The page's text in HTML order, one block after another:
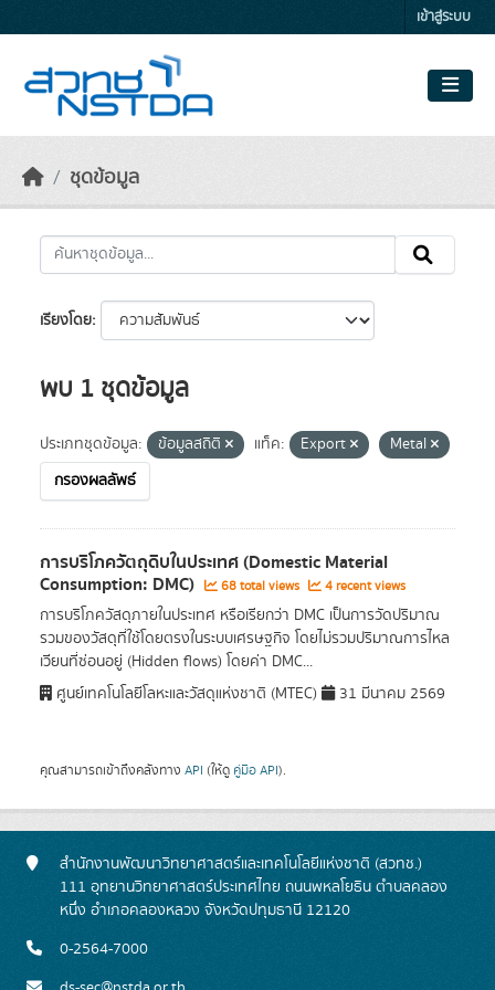
เข้าสู่ระบบ
ชุดข้อมูล
เรียงโดย
พบ 1 ชุดข้อมูล
ประเภทชุดข้อมูล: ข้อมูลสถิติ แท็ค: Export
Metal
กรองผลลัพธ์
การบริโภควัตถุดิบในประเทศ (Domestic Material
Consumption: DMC) 68 total views 4 recent views
การบริโภควัสดุภายในประเทศ หรือเรียกว่า DMC เป็นการวัดปริมาณ
รวมของวัสดุที่ใช้โดยตรงในระบบเศรษฐกิจ โดยไม่รวมปริมาณการไหล
เวียนที่ซ่อนอยู่ (Hidden flows) โดยค่า DMC...
ศูนย์เทคโนโลยีโลหะและวัสดุแห่งชาติ (MTEC)
31 มีนาคม 2569
คุณสามารถเข้าถึงคลังทาง API (ให้ดู คู่มือ API).
สำนักงานพัฒนาวิทยาศาสตร์และเทคโนโลยีแห่งชาติ (สวทช.)
111 อุทยานวิทยาศาสตร์ประเทศไทย ถนนพหลโยธิน ตำบลคลอง
หนึ่ง อำเภอคลองหลวง จังหวัดปทุมธานี 12120
0-2564-7000